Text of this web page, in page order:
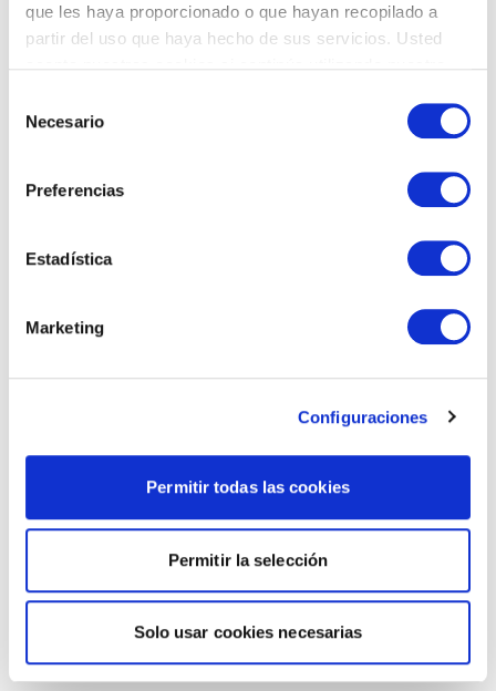
que les haya proporcionado o que hayan recopilado a
partir del uso que haya hecho de sus servicios. Usted
Necesario
Preferencias
Estadística
Marketing
Configuraciones
Permitir todas las cookies
Permitir la selección
Solo usar cookies necesarias